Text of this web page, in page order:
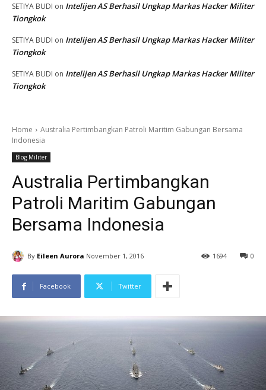
SETIYA BUDI on Intelijen AS Berhasil Ungkap Markas Hacker Militer
Tiongkok
SETIYA BUDI on Intelijen AS Berhasil Ungkap Markas Hacker Militer
Tiongkok
SETIYA BUDI on Intelijen AS Berhasil Ungkap Markas Hacker Militer
Tiongkok